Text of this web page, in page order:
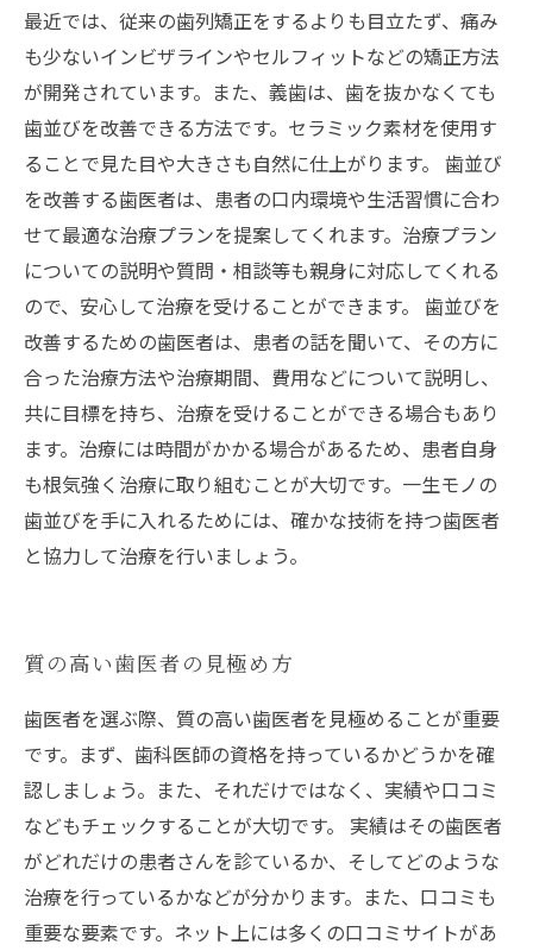
最近では、従来の歯列矯正をするよりも目立たず、痛み
も少ないインビザラインやセルフィットなどの矯正方法
が開発されています。また、義歯は、歯を抜かなくても
歯並びを改善できる方法です。セラミック素材を使用す
ることで見た目や大きさも自然に仕上がります。 歯並び
を改善する歯医者は、患者の口内環境や生活習慣に合わ
せて最適な治療プランを提案してくれます。治療プラン
についての説明や質問・相談等も親身に対応してくれる
ので、安心して治療を受けることができます。 歯並びを
改善するための歯医者は、患者の話を聞いて、その方に
合った治療方法や治療期間、費用などについて説明し、
共に目標を持ち、治療を受けることができる場合もあり
ます。治療には時間がかかる場合があるため、患者自身
も根気強く治療に取り組むことが大切です。一生モノの
歯並びを手に入れるためには、確かな技術を持つ歯医者
と協力して治療を行いましょう。
質の高い歯医者の見極め方
歯医者を選ぶ際、質の高い歯医者を見極めることが重要
です。まず、歯科医師の資格を持っているかどうかを確
認しましょう。また、それだけではなく、実績や口コミ
などもチェックすることが大切です。 実績はその歯医者
がどれだけの患者さんを診ているか、そしてどのような
治療を行っているかなどが分かります。また、口コミも
重要な要素です。ネット上には多くの口コミサイトがあ